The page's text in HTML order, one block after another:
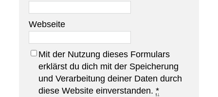
Webseite
Mit der Nutzung dieses Formulars
erklärst du dich mit der Speicherung
und Verarbeitung deiner Daten durch
diese Website einverstanden. *